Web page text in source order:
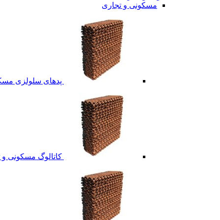
مسکونی و تجاری
پدهای سلولزی
کاتالوگ مسکونی و